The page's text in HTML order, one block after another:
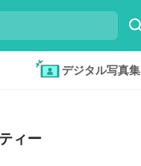
デジタル写真集
ィー